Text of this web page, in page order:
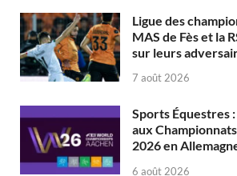
Ligue des
MAS de Fès et la
sur leurs
7 août 2026
Sports Équestres
aux
2026 en
6 août 2026